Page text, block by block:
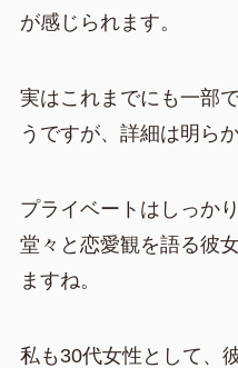
が感じられます。
実はこれまでにも一部
うですが、詳細は明ら
プライベートはしっか
堂々と恋愛観を語る彼
ますね。
私も30代女性として、